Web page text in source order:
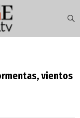
vientos